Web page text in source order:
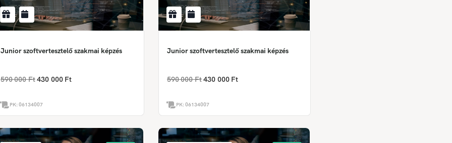
Junior szoftvertesztelő szakmai képzés
590 000 Ft 430 000 Ft
PK:06134007
Junior szoftvertesztelő szakmai képzés
590 000 Ft 430 000 Ft
PK:06134007